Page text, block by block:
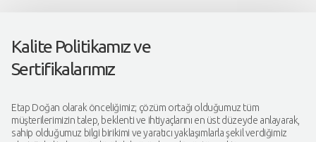
Kalite Politikamız ve
Sertifikalarımız
Etap Doğan olarak önceliğimiz; çözüm ortağı olduğumuz tüm
müşterilerimizin talep, beklenti ve ihtiyaçlarını en üst düzeyde anlayarak,
sahip olduğumuz bilgi birikimi ve yaratıcı yaklaşımlarla şekil verdiğimiz